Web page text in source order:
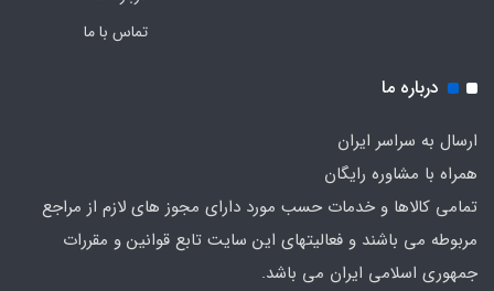
تماس با ما
درباره ما
ارسال به سراسر ایران
همراه با مشاوره رایگان
تمامی کالاها و خدمات حسب مورد دارای مجوز های لازم از مراجع
مربوطه می باشند و فعالیتهای این سایت تابع قوانین و مقررات
جمهوری اسلامی ایران می باشد.